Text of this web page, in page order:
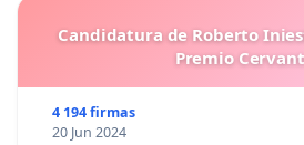
Candidatura de Roberto
Premio
4 194 firmas
20 Jun 2024